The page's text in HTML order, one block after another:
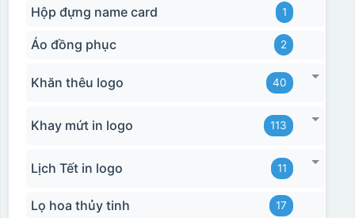
Hộp đựng name card 1
Áo đồng phục 2
Khăn thêu logo 40
Khay mứt in logo 113
Lịch Tết in logo 11
Lọ hoa thủy tinh 17